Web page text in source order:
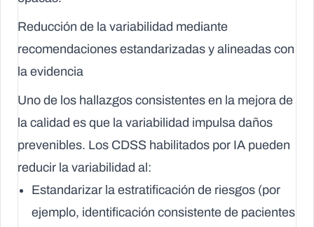
Reducción de la variabilidad mediante
recomendaciones estandarizadas y alineadas con
la evidencia
Uno de los hallazgos consistentes en la mejora de
la calidad es que la variabilidad impulsa daños
prevenibles. Los CDSS habilitados por IA pueden
reducir la variabilidad al:
Estandarizar la estratificación de riesgos (por
ejemplo, identificación consistente de pacientes